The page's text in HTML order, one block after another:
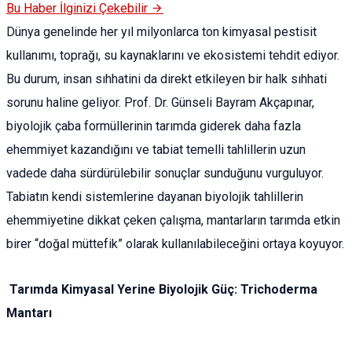
Bu Haber İlginizi Çekebilir
Dünya genelinde her yıl milyonlarca ton kimyasal pestisit
kullanımı, toprağı, su kaynaklarını ve ekosistemi tehdit ediyor.
Bu durum, insan sıhhatini da direkt etkileyen bir halk sıhhati
sorunu haline geliyor. Prof. Dr. Günseli Bayram Akçapınar,
biyolojik çaba formüllerinin tarımda giderek daha fazla
ehemmiyet kazandığını ve tabiat temelli tahlillerin uzun
vadede daha sürdürülebilir sonuçlar sunduğunu vurguluyor.
Tabiatın kendi sistemlerine dayanan biyolojik tahlillerin
ehemmiyetine dikkat çeken çalışma, mantarların tarımda etkin
birer “doğal müttefik” olarak kullanılabileceğini ortaya koyuyor.
Tarımda Kimyasal Yerine Biyolojik Güç: Trichoderma
Mantarı